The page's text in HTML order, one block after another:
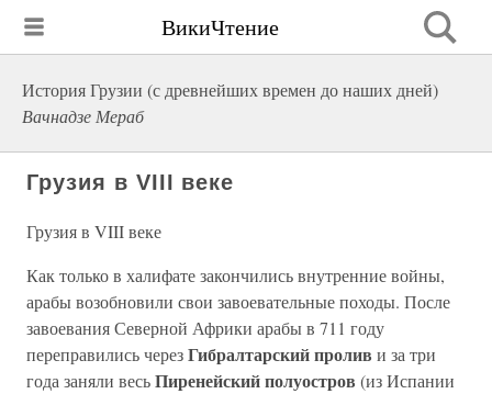
ВикиЧтение
История Грузии (с древнейших времен до наших дней)
Вачнадзе Мераб
Грузия в VIII веке
Грузия в VIII веке
Как только в халифате закончились внутренние войны,
арабы возобновили свои завоевательные походы. После
завоевания Северной Африки арабы в 711 году
переправились черезГибралтарский пролив и за три
года заняли весьПиренейский полуостров (из Испании